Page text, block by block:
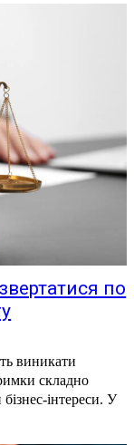
по
виникати
складно
інтереси. У